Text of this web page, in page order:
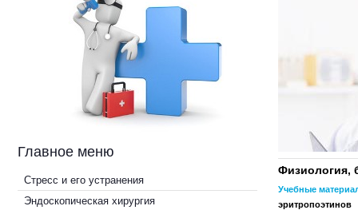
Главное меню
Стресс и его устранения
Эндоскопическая хирургия
Физиология,
Учебные
эритропоэтинов